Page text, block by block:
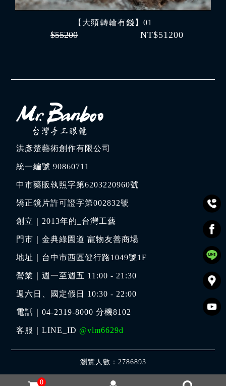
0
【大頭 轉輪有錢】01
$55200 NT$51200
洪彥楚藝術創作有限公司
統一編號 90860711
中市藥販執照字第6203220960號
矯正鏡片許可證字第002832號
創立｜2013年的_台灣工藝
門市｜金典綠園道 寵物友善商場
地址｜ 台中市西區健行路1049號1F
營業｜週一至週五 11:00 - 21:30
週六日、國定假日 10:30 - 22:00
電話｜04-2319-8000 分機8102
客服｜LINE_ID @vlm6629d
瀏覽人數：2786893